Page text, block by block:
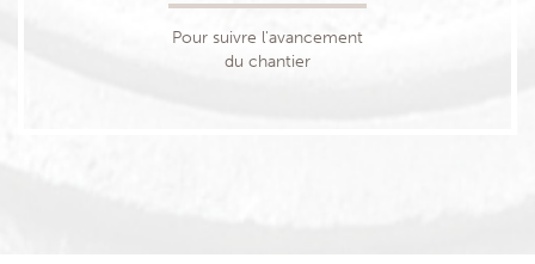
Pour suivre l'avancement
du chantier